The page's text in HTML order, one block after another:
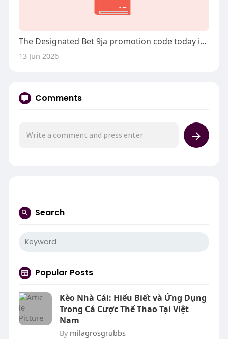
The Designated Bet 9ja promotion code today is YOHAIG.
13 Jun 2026
Comments
Search
Popular Posts
Kèo Nhà Cái: Hiểu Biết và Ứng Dụng
Trong Cá Cược Thể Thao Tại Việt
Nam
By milagrosgrubbs